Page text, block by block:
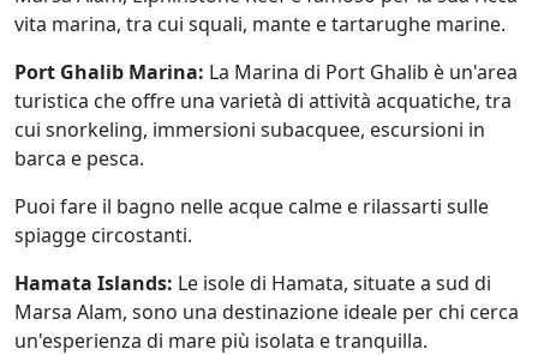
vita marina, tra cui squali, mante e tartarughe marine.
Port Ghalib Marina: La Marina di Port Ghalib è un'area
turistica che offre una varietà di attività acquatiche, tra
cui snorkeling, immersioni subacquee, escursioni in
barca e pesca.
Puoi fare il bagno nelle acque calme e rilassarti sulle
spiagge circostanti.
Hamata Islands: Le isole di Hamata, situate a sud di
Marsa Alam, sono una destinazione ideale per chi cerca
un'esperienza di mare più isolata e tranquilla.